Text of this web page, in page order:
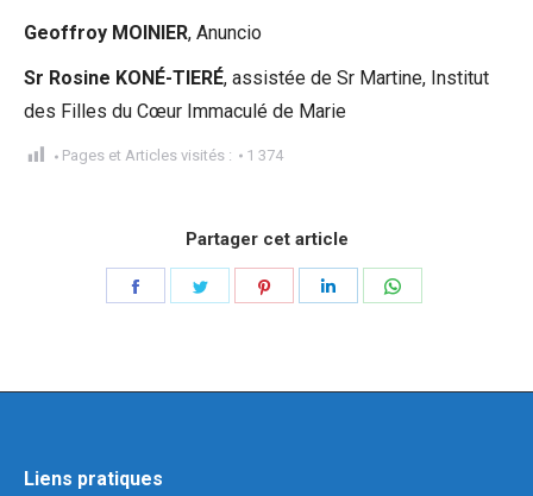
Geoffroy MOINIER, Anuncio
Sr Rosine KONÉ-TIERÉ, assistée de Sr Martine, Institut
des Filles du Cœur Immaculé de Marie
Pages et Articles visités : 1 374
Partager cet article
Partager Partager
Partager
Partager
Liens pratiques